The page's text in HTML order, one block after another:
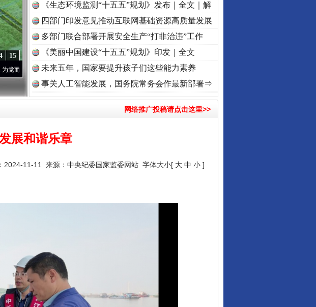
15
年“纪”事⑧加强纪律..·[视频] 牢记初心使命 奋进复兴征程丨“转折之城”激荡..
《生态环境监测“十五五”规划》发布｜全文｜解
读
四部门印发意见推动互联网基础资源高质量发展
多部门联合部署开展安全生产“打非治违”工作
《美丽中国建设“十五五”规划》印发｜全文
未来五年，国家要提升孩子们这些能力素养
事关人工智能发展，国务院常务会作最新部署⇒
网络推广投稿请点击这里>>
展和谐乐章
2024-11-11 来源： 中央纪委国家监委网站 字体大小[ 大 中 小 ]